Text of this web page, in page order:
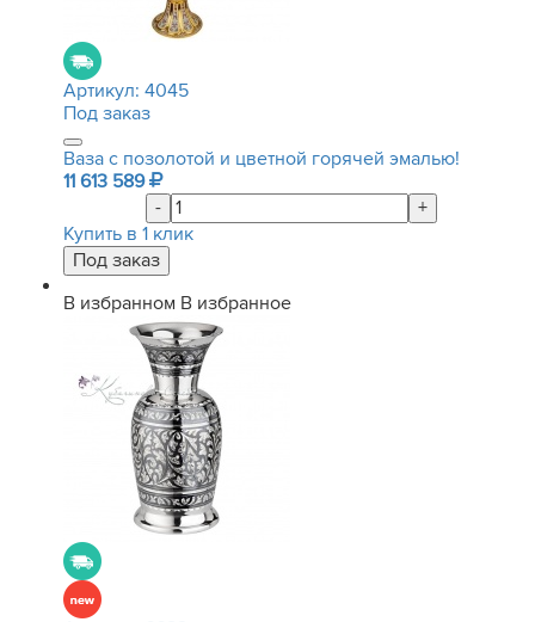
Артикул: 4045
Под заказ
Ваза с позолотой и цветной горячей эмалью!
11 613 589
-
+
Купить в 1 клик
В избранном В избранное